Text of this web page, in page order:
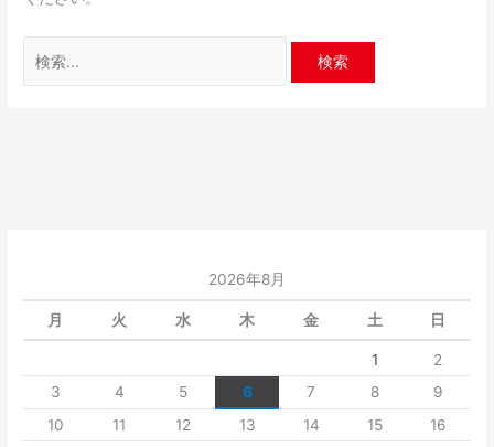
2026年8月
月 火 水 木 金 土 日
1
2
3
4 5 6 7 8
9
10
11 12 13 14 15
16